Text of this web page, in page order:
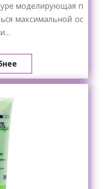
моделирующая п
максимальной ос